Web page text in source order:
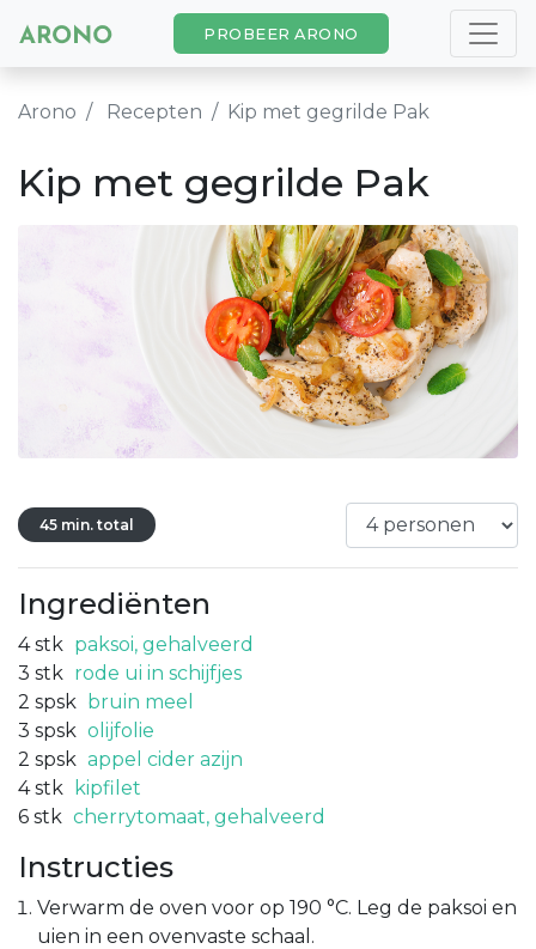
PROBEER ARONO
Arono Recepten Kip met gegrilde Pak
Kip met gegrilde Pak
45 min. total
Ingrediënten
4 stk paksoi, gehalveerd
3 stk rode ui in schijfjes
2 spsk bruin meel
3 spsk olijfolie
2 spsk appel cider azijn
4 stk
kipfilet
6 stk cherrytomaat, gehalveerd
Instructies
Verwarm de oven voor op 190 °C. Leg de paksoi en
uien in een ovenvaste schaal.